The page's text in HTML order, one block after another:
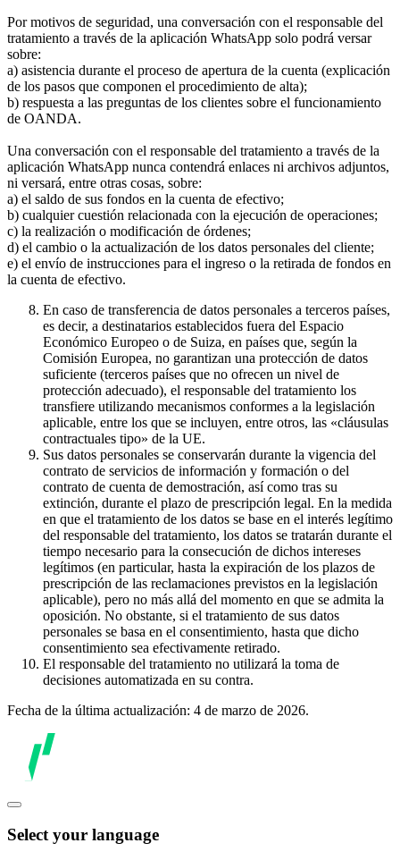
Por motivos de seguridad, una conversación con el responsable del
tratamiento a través de la aplicación WhatsApp solo podrá versar
sobre:
a) asistencia durante el proceso de apertura de la cuenta (explicación
de los pasos que componen el procedimiento de alta);
b) respuesta a las preguntas de los clientes sobre el funcionamiento
de OANDA.
Una conversación con el responsable del tratamiento a través de la
aplicación WhatsApp nunca contendrá enlaces ni archivos adjuntos,
ni versará, entre otras cosas, sobre:
a) el saldo de sus fondos en la cuenta de efectivo;
b) cualquier cuestión relacionada con la ejecución de operaciones;
c) la realización o modificación de órdenes;
d) el cambio o la actualización de los datos personales del cliente;
e) el envío de instrucciones para el ingreso o la retirada de fondos en
la cuenta de efectivo.
En caso de transferencia de datos personales a terceros países,
es decir, a destinatarios establecidos fuera del Espacio
Económico Europeo o de Suiza, en países que, según la
Comisión Europea, no garantizan una protección de datos
suficiente (terceros países que no ofrecen un nivel de
protección adecuado), el responsable del tratamiento los
transfiere utilizando mecanismos conformes a la legislación
aplicable, entre los que se incluyen, entre otros, las «cláusulas
contractuales tipo» de la UE.
Sus datos personales se conservarán durante la vigencia del
contrato de servicios de información y formación o del
contrato de cuenta de demostración, así como tras su
extinción, durante el plazo de prescripción legal. En la medida
en que el tratamiento de los datos se base en el interés legítimo
del responsable del tratamiento, los datos se tratarán durante el
tiempo necesario para la consecución de dichos intereses
legítimos (en particular, hasta la expiración de los plazos de
prescripción de las reclamaciones previstos en la legislación
aplicable), pero no más allá del momento en que se admita la
oposición. No obstante, si el tratamiento de sus datos
personales se basa en el consentimiento, hasta que dicho
consentimiento sea efectivamente retirado.
El responsable del tratamiento no utilizará la toma de
decisiones automatizada en su contra.
Fecha de la última actualización: 4 de marzo de 2026.
Select your language